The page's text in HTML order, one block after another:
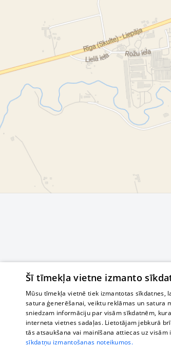
Šī tīmekļa vietne izmanto
Mūsu tīmekļa vietnē tiek izmantotas
satura ģenerēšanai, veiktu reklāmas un satura
sniedzam informāciju par visām sīkdatnēm,
interneta vietnes sadaļas. Lietotājam jebkurā
tās atsaukšana vai mainīšana attiecas uz
sīkdatņu izmantošanas noteikumos.